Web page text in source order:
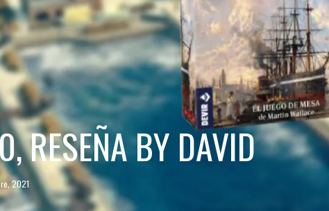
RESEÑA BY DAVID
2021